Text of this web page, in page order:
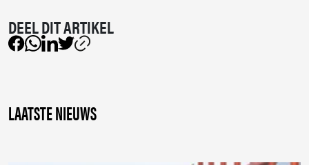
LAATSTE NIEUWS